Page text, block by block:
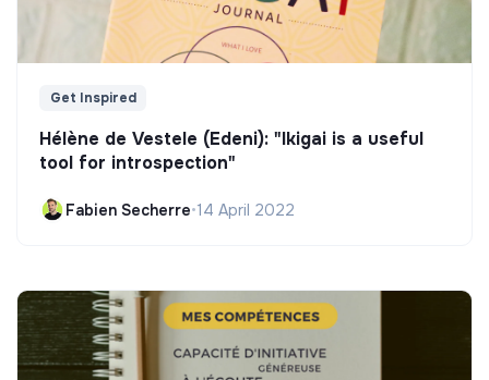
Get Inspired
Hélène de Vestele (Edeni): "Ikigai is a useful
tool for introspection"
Fabien Secherre•14 April 2022